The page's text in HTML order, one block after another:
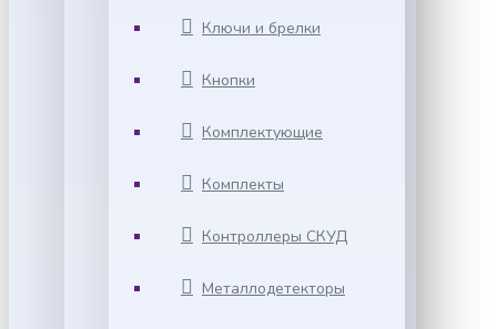
Ключи и брелки
Кнопки
Комплектующие
Комплекты
Контроллеры СКУД
Металлодетекторы